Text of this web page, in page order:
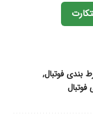
بندی فوتبال